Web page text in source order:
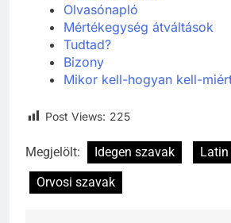
Olvasónapló
Mértékegység átváltások
Tudtad?
Bizony
Mikor kell-hogyan kell-
Post Views: 225
Megjelölt: Idegen szavak
Orvosi szavak